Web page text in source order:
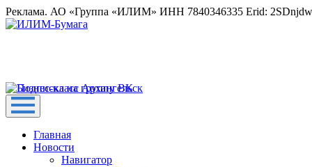
Реклама. АО «Группа «ИЛИМ» ИНН 7840346335 Erid:
Главная
Новости
Навигатор